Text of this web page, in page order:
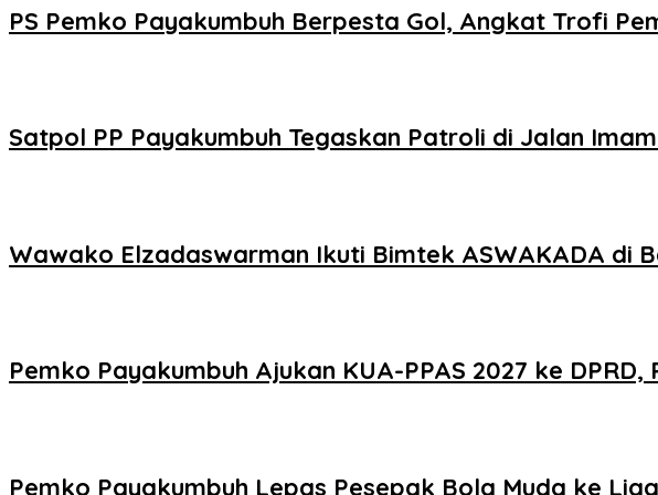
PS Pemko Payakumbuh Berpesta Gol, Angkat Trofi
Satpol PP Payakumbuh Tegaskan Patroli di Jalan
Wawako Elzadaswarman Ikuti Bimtek ASWAKADA di
Pemko Payakumbuh Ajukan KUA-PPAS 2027 ke
Pemko Payakumbuh Lepas Pesepak Bola Muda ke